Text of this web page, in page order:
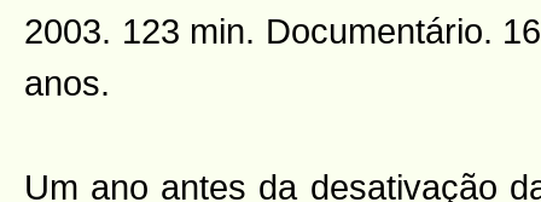
2003. 123 min. Documentário. 16
anos.
Um ano antes da desativação